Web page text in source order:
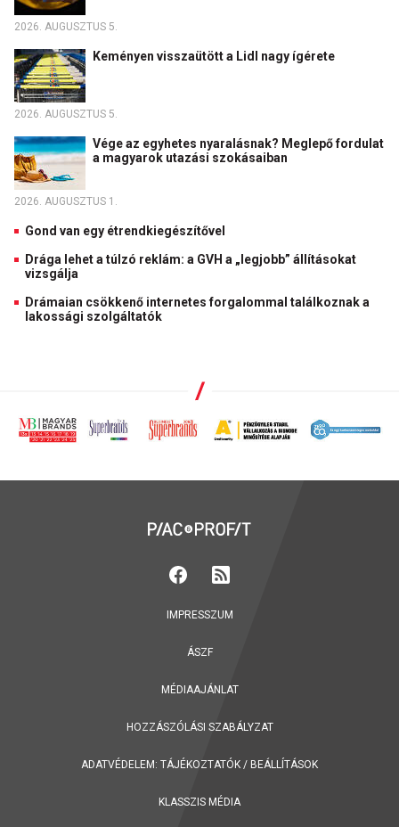
2026. AUGUSZTUS 5.
Keményen visszaütött a Lidl nagy ígérete
2026. AUGUSZTUS 5.
Vége az egyhetes nyaralásnak? Meglepő fordulat
a magyarok utazási szokásaiban
2026. AUGUSZTUS 1.
Gond van egy étrendkiegészítővel
Drága lehet a túlzó reklám: a GVH a „legjobb” állításokat
vizsgálja
Drámaian csökkenő internetes forgalommal találkoznak a
lakossági szolgáltatók
IMPRESSZUM
ÁSZF
MÉDIAAJÁNLAT
HOZZÁSZÓLÁSI SZABÁLYZAT
ADATVÉDELEM: TÁJÉKOZTATÓK / BEÁLLÍTÁSOK
KLASSZIS MÉDIA